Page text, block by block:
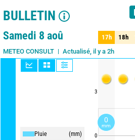
BULLETIN
Live 1 jour 3 jours 15 jours
Samedi 8 aoû
METEO CONSULT Actualisé, il y a 2h
Pluie (mm)
3
0
17h 18h
17h 18h
0
mm